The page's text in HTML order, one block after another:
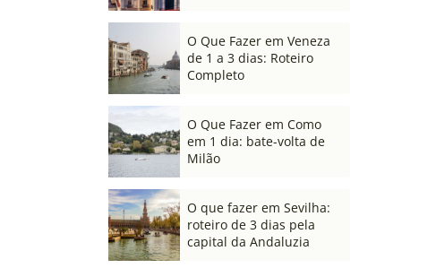
O Que Fazer em Veneza
de 1 a 3 dias: Roteiro
Completo
O Que Fazer em Como
em 1 dia: bate-volta de
Milão
O que fazer em Sevilha:
roteiro de 3 dias pela
capital da Andaluzia